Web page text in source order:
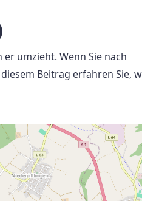
umzieht. Wenn Sie nach
Beitrag erfahren Sie,